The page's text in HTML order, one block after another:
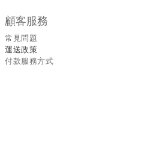
顧客服務
常見問題
運送政策
付款服務方式